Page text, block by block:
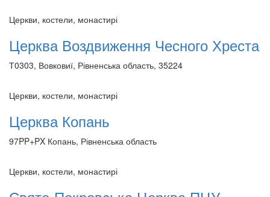
Церкви, костели, монастирі
Церква Воздвиження Чесного Хреста
Т0303, Вовковиї, Рівненська область, 35224
Церкви, костели, монастирі
Церква Копань
97PP+PX Копань, Рівненська область
Церкви, костели, монастирі